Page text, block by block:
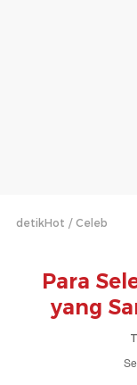
detikHot Celeb
Para
yang